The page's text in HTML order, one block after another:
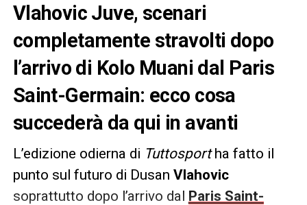
Vlahovic Juve, scenari
completamente stravolti dopo
l’arrivo di Kolo Muani dal Paris
Saint-Germain: ecco cosa
succederà da qui in avanti
L’edizione odierna di Tuttosportha fatto il
punto sul futuro di Dusan Vlahovic
soprattutto dopo l’arrivo dal Paris Saint-